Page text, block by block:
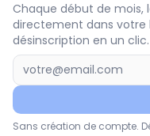
Chaque début de mois,
directement dans votre
désinscription en un clic.
Sans création de compte.